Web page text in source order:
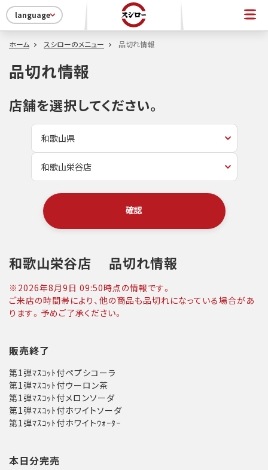
language
ホーム スシローのメニュー 品切れ情報
品切れ情報
店舗を選択してください。
確認
和歌山栄谷店 品切れ情報
※ 2026年8月9日 09:50時点の情報です。
ご来店の時間帯により、他の商品も品切れになっている場合があ
ります。予めご了承ください。
販売終了
第1弾ﾏｽｺｯﾄ付ペプシコーラ
第1弾ﾏｽｺｯﾄ付ウーロン茶
第1弾ﾏｽｺｯﾄ付メロンソーダ
第1弾ﾏｽｺｯﾄ付ホワイトソーダ
第1弾ﾏｽｺｯﾄ付ホワイトｳｫｰﾀｰ
本日分完売